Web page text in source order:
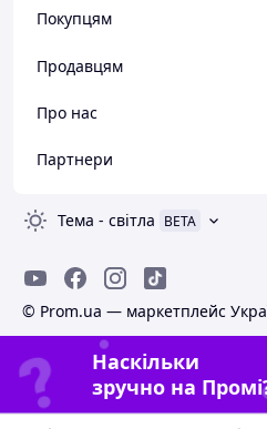
Покупцям
Продавцям
Про нас
Партнери
Тема - світла BETA
© Prom.ua — маркетплейс
Наскільки
зручно на